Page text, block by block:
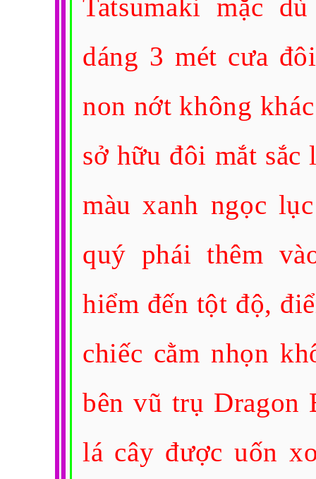
Tatsumaki mặc
dáng 3 mét cưa
non nớt không
sở hữu đôi mắt sắc
màu xanh ngọc
quý phái thêm
hiểm đến tột độ,
chiếc cằm nhọn
bên vũ trụ Dragon
lá cây được uốn